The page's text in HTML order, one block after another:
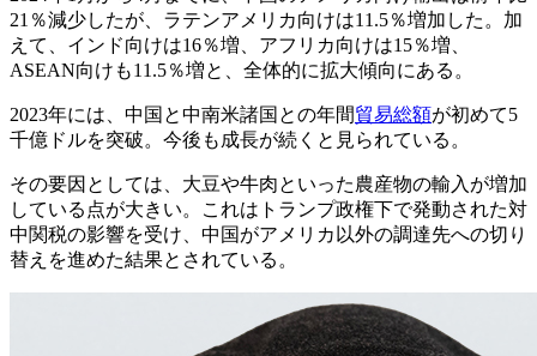
21％減少したが、ラテンアメリカ向けは11.5％増加した。加
えて、インド向けは16％増、アフリカ向けは15％増、
ASEAN向けも11.5％増と、全体的に拡大傾向にある。
2023年には、中国と中南米諸国との年間貿易総額が初めて5
千億ドルを突破。今後も成長が続くと見られている。
その要因としては、大豆や牛肉といった農産物の輸入が増加
している点が大きい。これはトランプ政権下で発動された対
中関税の影響を受け、中国がアメリカ以外の調達先への切り
替えを進めた結果とされている。